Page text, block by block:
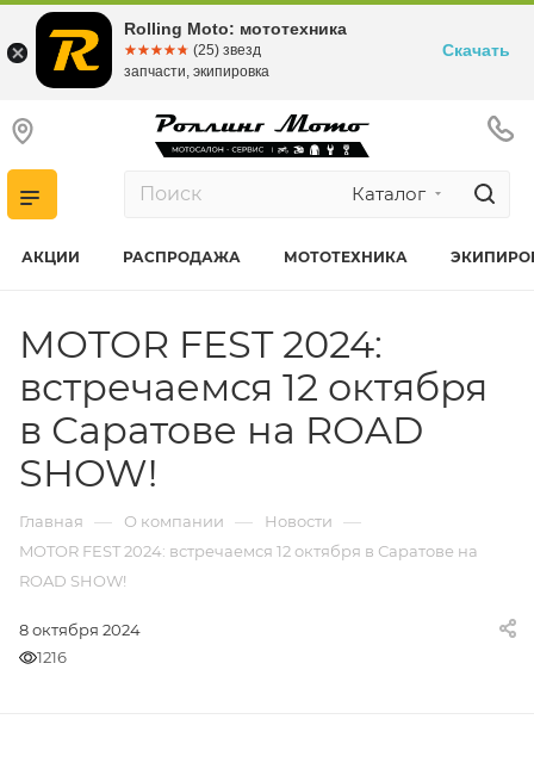
Каталог
АКЦИИ РАСПРОДАЖА МОТОТЕХНИКА
MOTOR FEST 2024:
встречаемся 12 октября
в Саратове на ROAD
SHOW!
Главная — О компании — Новости —
MOTOR FEST 2024: встречаемся 12 октября в Саратове на
ROAD SHOW!
8 октября 2024
1216
Rolling Moto: мототехника
☆☆☆☆☆
★★★★★ (25) звезд
запчасти, экипировка
Скачать